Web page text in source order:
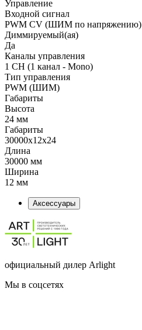
Управление
Входной сигнал
PWM СV (ШИМ по напряжению)
Диммируемый(ая)
Да
Каналы управления
1 CH (1 канал - Mono)
Тип управления
PWM (ШИМ)
Габариты
Высота
24 мм
Габариты
30000x12x24
Длина
30000 мм
Ширина
12 мм
Аксессуары
официальный дилер Arlight
Мы в соцсетях